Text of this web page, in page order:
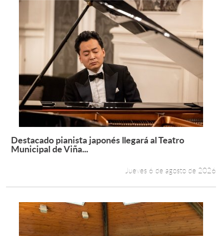
Admisión
Pregrado
Postgrado
Formación Continua
Académicos
Funcionarios
English
Leer más +
Destacado pianista japonés llegará al Teatro
Municipal de Viña...
Jueves 6 de agosto de 2026